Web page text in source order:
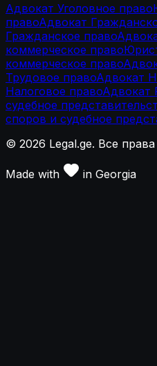
Адвокат Уголовное право
правоАдвокат
Гражданское право
коммерческое право
коммерческое право
Трудовое правоАдвокат
Налоговое правоАдвокат
судебное
споров и судебное
© 2026 Legal.ge. Все
Made with in Georgia